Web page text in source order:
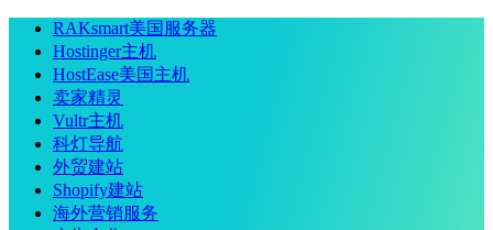
RAKsmart美国服务器
Hostinger主机
HostEase美国主机
卖家精灵
Vultr主机
科灯导航
外贸建站
Shopify建站
海外营销服务